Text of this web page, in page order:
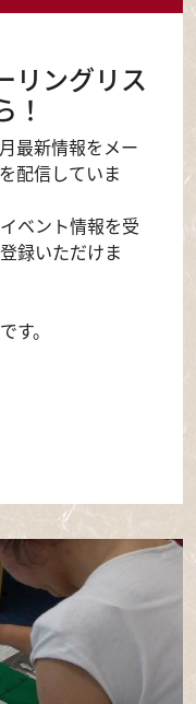
リングリス
！
最新情報をメー
配信していま
ベント情報を受
録いただけま
す。